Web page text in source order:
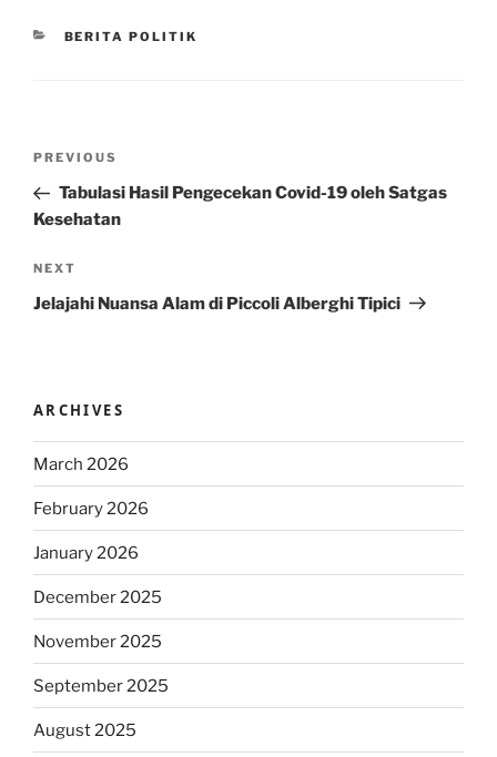
CATEGORIES
BERITA POLITIK
Previous
Post
PREVIOUS
Tabulasi Hasil Pengecekan Covid-19 oleh Satgas
Kesehatan
Next
Post
NEXT
Jelajahi Nuansa Alam di Piccoli Alberghi Tipici
ARCHIVES
March 2026
February 2026
January 2026
December 2025
November 2025
September 2025
August 2025